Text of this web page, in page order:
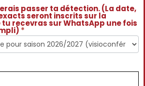
passer ta détection. (La date,
seront inscrits sur la
recevras sur WhatsApp une fois
*